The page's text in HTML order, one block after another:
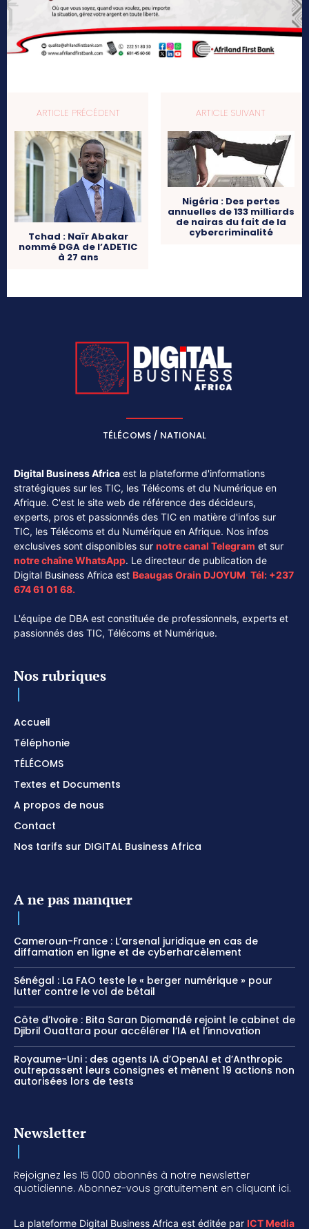
ARTICLE PRÉCÉDENT
Tchad : Naïr Abakar
nommé DGA de l’ADETIC
à 27 ans
ARTICLE SUIVANT
Nigéria : Des pertes
annuelles de 133 milliards
de nairas du fait de la
cybercriminalité
TÉLÉCOMS / NATIONAL
Digital Business Africa est la plateforme d'informations
stratégiques sur les TIC, les Télécoms et du Numérique en
Afrique. C'est le site web de référence des décideurs,
experts, pros et passionnés des TIC en matière d'infos sur
TIC, les Télécoms et du Numérique en Afrique. Nos infos
exclusives sont disponibles sur notre canal Telegram et sur
notre chaîneWhatsApp. Le directeur de publication de
Digital Business Africa est Beaugas Orain DJOYUM. Tél: +237
674 61 01 68.
L'équipe de DBA est constituée de professionnels, experts et
passionnés des TIC, Télécoms et Numérique.
Nos rubriques
Accueil
Téléphonie
TÉLÉCOMS
Textes et Documents
A propos de nous
Contact
Nos tarifs sur DIGITAL Business Africa
A ne pas manquer
Cameroun-France : L’arsenal juridique en cas de
diffamation en ligne et de cyberharcèlement
Sénégal : La FAO teste le « berger numérique » pour
lutter contre le vol de bétail
Côte d’Ivoire : Bita Saran Diomandé rejoint le cabinet de
Djibril Ouattara pour accélérer l’IA et l’innovation
Royaume-Uni : des agents IA d’OpenAI et d’Anthropic
outrepassent leurs consignes et mènent 19 actions non
autorisées lors de tests
Newsletter
Rejoignez les 15 000 abonnés à notre newsletter
quotidienne. Abonnez-vous gratuitement en cliquant ici.
La plateforme Digital Business Africa est éditée par ICT Media